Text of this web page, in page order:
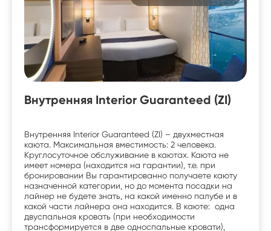
Внутренняя Interior Guaranteed (ZI)
Внутренняя Interior Guaranteed (ZI) – двухместная
каюта. Максимальная вместимость: 2 человека.
Круглосуточное обслуживание в каютах. Каюта не
имеет номера (находится на гарантии), т.е. при
бронировании Вы гарантированно получаете каюту
назначенной категории, но до момента посадки на
лайнер не будете знать, на какой именно палубе и в
какой части лайнера она находится. В каюте: одна
двуспальная кровать (при необходимости
трансформируется в две односпальные кровати),